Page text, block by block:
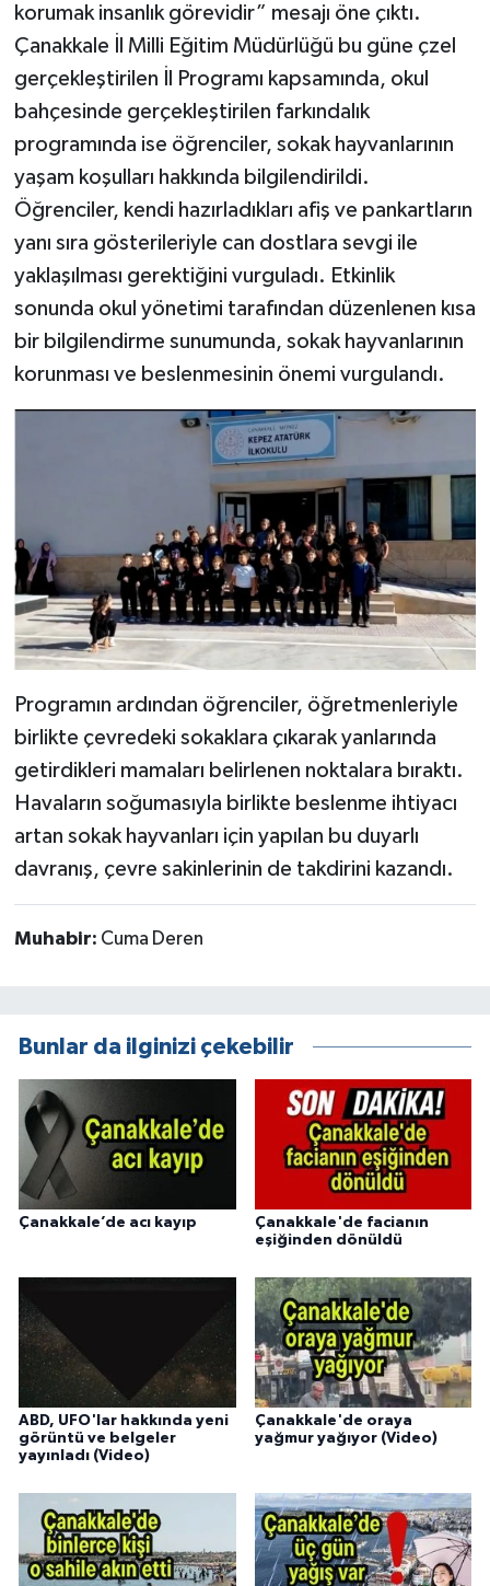
korumak insanlık görevidir” mesajı öne çıktı.
Çanakkale İl Milli Eğitim Müdürlüğü bu güne çzel
gerçekleştirilen İl Programı kapsamında, okul
bahçesinde gerçekleştirilen farkındalık
programında ise öğrenciler, sokak hayvanlarının
yaşam koşulları hakkında bilgilendirildi.
Öğrenciler, kendi hazırladıkları afiş ve pankartların
yanı sıra gösterileriyle can dostlara sevgi ile
yaklaşılması gerektiğini vurguladı. Etkinlik
sonunda okul yönetimi tarafından düzenlenen kısa
bir bilgilendirme sunumunda, sokak hayvanlarının
korunması ve beslenmesinin önemi vurgulandı.
Programın ardından öğrenciler, öğretmenleriyle
birlikte çevredeki sokaklara çıkarak yanlarında
getirdikleri mamaları belirlenen noktalara bıraktı.
Havaların soğumasıyla birlikte beslenme ihtiyacı
artan sokak hayvanları için yapılan bu duyarlı
davranış, çevre sakinlerinin de takdirini kazandı.
Muhabir: Cuma Deren
Bunlar da ilginizi çekebilir
Çanakkale’de acı kayıp
Çanakkale'de facianın
eşiğinden dönüldü
ABD, UFO'lar hakkında yeni
görüntü ve belgeler
yayınladı (Video)
Çanakkale'de oraya
yağmur yağıyor (Video)